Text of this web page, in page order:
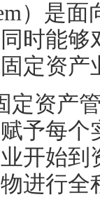
） 是面
时能够
固定资产
定资产
予每个
开始到
进行全